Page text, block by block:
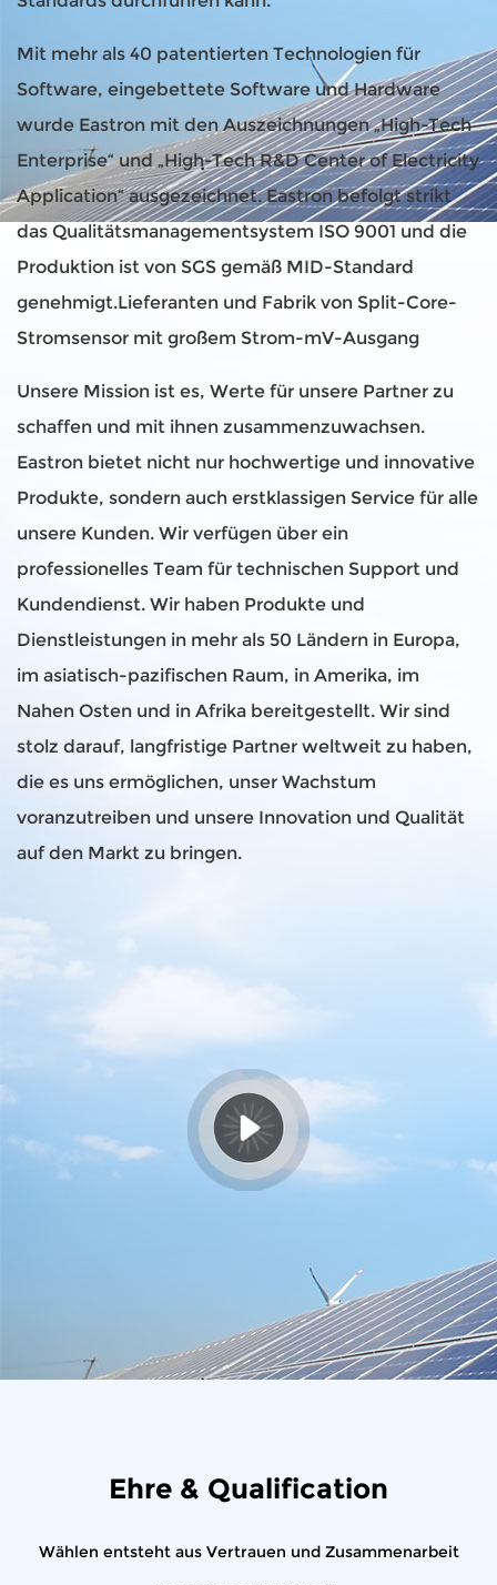
Mit mehr als 40 patentierten Technologien für
Software, eingebettete Software und Hardware
wurde Eastron mit den Auszeichnungen „High-Tech
Enterprise“ und „High-Tech R&D Center of Electricity
Application“ ausgezeichnet. Eastron befolgt strikt
das Qualitätsmanagementsystem ISO 9001 und die
Produktion ist von SGS gemäß MID-Standard
genehmigt.Lieferanten und Fabrik von Split-Core-
Stromsensor mit großem Strom-mV-Ausgang
Unsere Mission ist es, Werte für unsere Partner zu
schaffen und mit ihnen zusammenzuwachsen.
Eastron bietet nicht nur hochwertige und innovative
Produkte, sondern auch erstklassigen Service für alle
unsere Kunden. Wir verfügen über ein
professionelles Team für technischen Support und
Kundendienst. Wir haben Produkte und
Dienstleistungen in mehr als 50 Ländern in Europa,
im asiatisch-pazifischen Raum, in Amerika, im
Nahen Osten und in Afrika bereitgestellt. Wir sind
stolz darauf, langfristige Partner weltweit zu haben,
die es uns ermöglichen, unser Wachstum
voranzutreiben und unsere Innovation und Qualität
auf den Markt zu bringen.
Ehre & Qualification
Wählen entsteht aus Vertrauen und Zusammenarbeit